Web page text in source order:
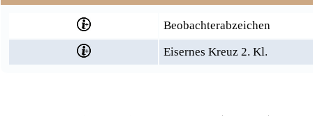
Beobachterabzeichen
Eisernes Kreuz 2. Kl.